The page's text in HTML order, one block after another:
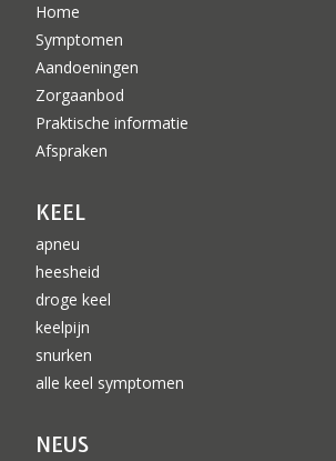
Home
Symptomen
Aandoeningen
Zorgaanbod
Praktische informatie
Afspraken
KEEL
apneu
heesheid
droge keel
keelpijn
snurken
alle keel symptomen
NEUS